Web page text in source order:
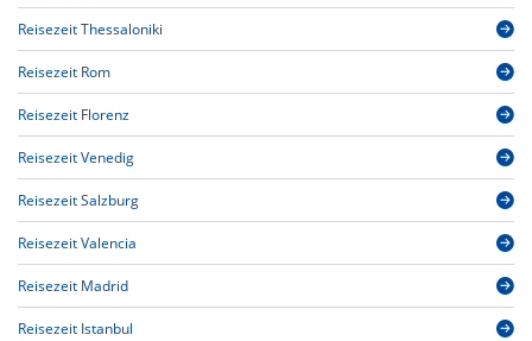
Reisezeit Thessaloniki
Reisezeit Rom
Reisezeit Florenz
Reisezeit Venedig
Reisezeit Salzburg
Reisezeit Valencia
Reisezeit Madrid
Reisezeit Istanbul